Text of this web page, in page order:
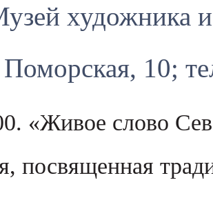
художника
10;
«Живое слово
посвященная